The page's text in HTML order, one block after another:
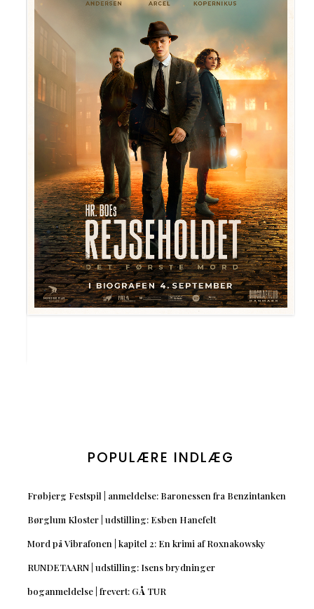
POPULÆRE INDLÆG
Frøbjerg Festspil | anmeldelse: Baronessen fra Benzintanken
Børglum Kloster | udstilling: Esben Hanefelt
Mord på Vibrafonen | kapitel 2: En krimi af Roxnakowsky
RUNDETAARN | udstilling: Isens brydninger
boganmeldelse | frevert: GÅ TUR